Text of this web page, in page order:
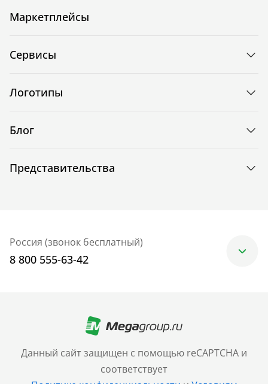
Данный сайт защищен с помощью reCAPTCHA и
соответствует
Маркетплейсы
Сервисы
Логотипы
Блог
Представительства
Россия (звонок бесплатный)
8 800 555-63-42
+7 (499) 705-30-10
Санкт-Петербург
+7 (812) 600-77-33